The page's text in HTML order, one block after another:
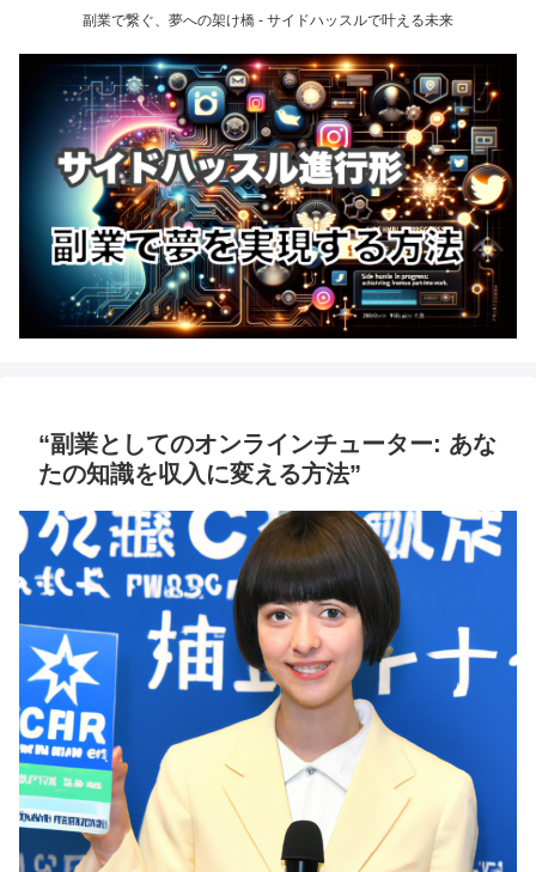
副業で繋ぐ、夢への架け橋 - サイドハッスルで叶える未来
“副業としてのオンラインチューター: あな
たの知識を収入に変える方法”